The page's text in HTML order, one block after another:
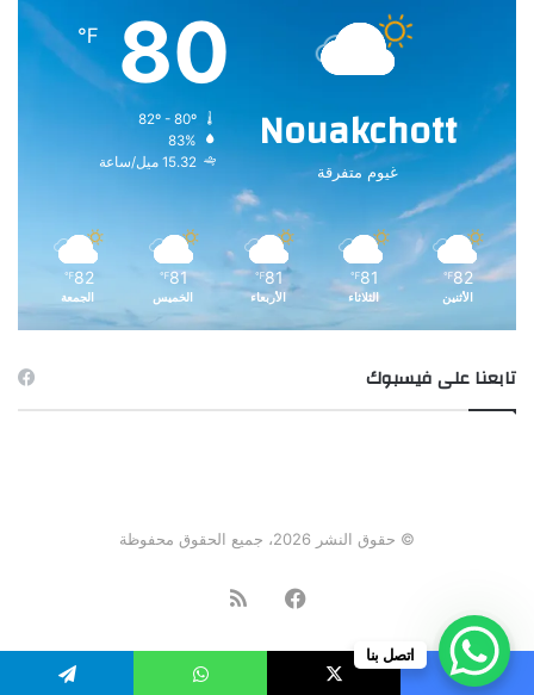
Nouakchott
غيوم متفرقة
80
℉
83%
15.32 ميل/ساعة
82
℉
الأثنين
81
℉
الثلاثاء
81
℉
الأربعاء
81
℉
الخميس
82
℉
الجمعة
تابعنا على فيسبوك
© حقوق النشر 2026، جميع الحقوق محفوظة
فيسبوكملخص
الموقع اتصل بنا